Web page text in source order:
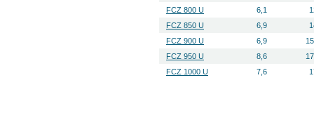
FCZ 800 U
6,1
FCZ 850 U
6,9
FCZ 900 U
6,9
FCZ 950 U
8,6
FCZ 1000 U
7,6